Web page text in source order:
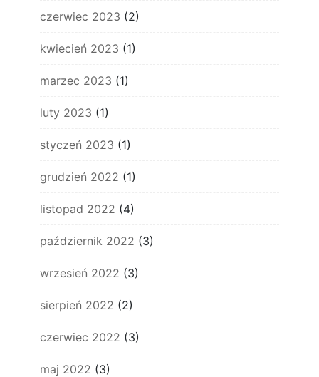
czerwiec 2023 (2)
kwiecień 2023 (1)
marzec 2023 (1)
luty 2023 (1)
styczeń 2023 (1)
grudzień 2022 (1)
listopad 2022 (4)
październik 2022 (3)
wrzesień 2022 (3)
sierpień 2022 (2)
czerwiec 2022 (3)
maj 2022 (3)